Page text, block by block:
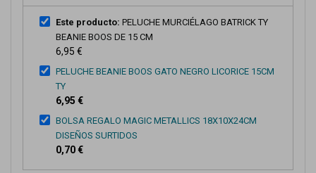
Este producto: PELUCHE MURCIÉLAGO BATRICK TY
BEANIE BOOS DE 15 CM
6,95 €
PELUCHE BEANIE BOOS GATO NEGRO LICORICE 15CM
TY
6,95 €
BOLSA REGALO MAGIC METALLICS 18X10X24CM
DISEÑOS SURTIDOS
0,70 €